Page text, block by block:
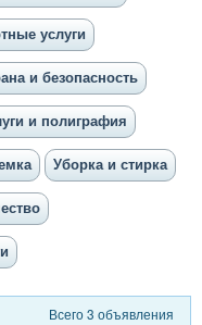
услуги
и безопасность
и полиграфия
Уборка и стирка
Всего 3 объявления